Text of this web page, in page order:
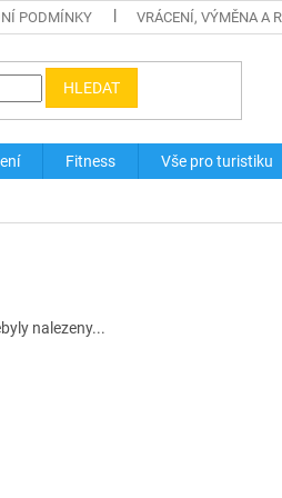
PODMÍNKY VRÁCENÍ, VÝMĚNA A
HLEDAT
Fitness Vše pro turistiku
nalezeny...